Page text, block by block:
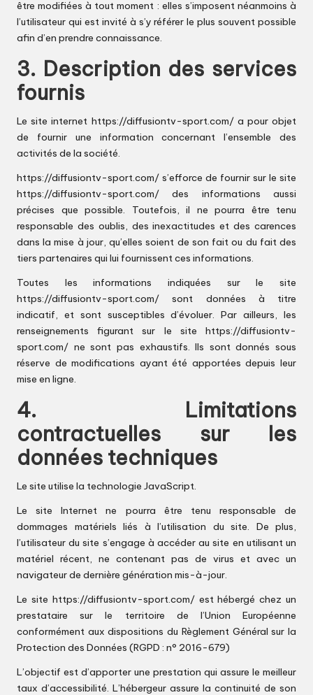
être modifiées à tout moment : elles s’imposent néanmoins à
l’utilisateur qui est invité à s’y référer le plus souvent possible
afin d’en prendre connaissance.
3. Description des services
fournis
Le site internet https://diffusiontv-sport.com/a pour objet
de fournir une information concernant l’ensemble des
activités de la société.
https://diffusiontv-sport.com/ s’efforce de fournir sur le site
https://diffusiontv-sport.com/ des informations aussi
précises que possible. Toutefois, il ne pourra être tenu
responsable des oublis, des inexactitudes et des carences
dans la mise à jour, qu’elles soient de son fait ou du fait des
tiers partenaires qui lui fournissent ces informations.
Toutes les informations indiquées sur le site
https://diffusiontv-sport.com/ sont données à titre
indicatif, et sont susceptibles d’évoluer. Par ailleurs, les
renseignements figurant sur le site https://diffusiontv-
sport.com/ ne sont pas exhaustifs. Ils sont donnés sous
réserve de modifications ayant été apportées depuis leur
mise en ligne.
4. Limitations
contractuelles sur les
données techniques
Le site utilise la technologie JavaScript.
Le site Internet ne pourra être tenu responsable de
dommages matériels liés à l’utilisation du site. De plus,
l’utilisateur du site s’engage à accéder au site en utilisant un
matériel récent, ne contenant pas de virus et avec un
navigateur de dernière génération mis-à-jour.
Le site https://diffusiontv-sport.com/est hébergé chez un
prestataire sur le territoire de l’Union Européenne
conformément aux dispositions du Règlement Général sur la
Protection des Données (RGPD : n° 2016-679)
L’objectif est d’apporter une prestation qui assure le meilleur
taux d’accessibilité. L’hébergeur assure la continuité de son